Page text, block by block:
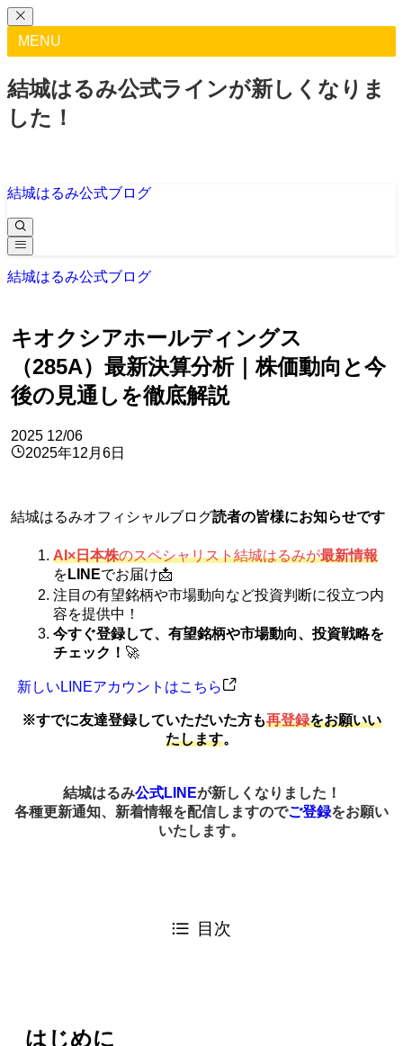
MENU
結城はるみ公式ラインが新しくなりま
した！
結城はるみ公式ブログ
結城はるみ公式ブログ
キオクシアホールディングス
（285A）最新決算分析｜株価動向と今
後の見通しを徹底解説
2025 12/06
2025年12月6日
結城はるみオフィシャルブログ読者の皆様にお知らせです
AI×日本株のスペシャリスト結城はるみが最新情報
を LINEでお届け📩
注目の有望銘柄や市場動向など投資判断に役立つ内
容を提供中！
今すぐ登録して、有望銘柄や市場動向、投資戦略を
チェック！ 🚀
新しいLINEアカウントはこちら
※すでに友達登録していただいた方も再登録をお願いい
たします。
結城はるみ公式LINEが新しくなりました！
各種更新通知、新着情報を配信しますのでご登録をお願い
いたします。
目次
はじめに